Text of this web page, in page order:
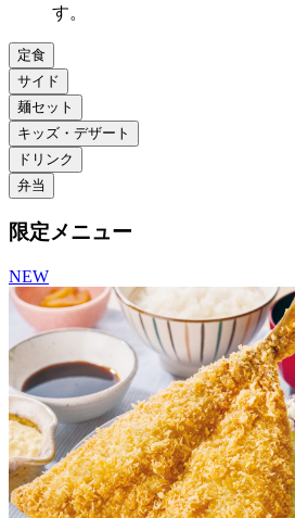
す。
定食
サイド
麺セット
キッズ・デザート
ドリンク
弁当
限定メニュー
NEW